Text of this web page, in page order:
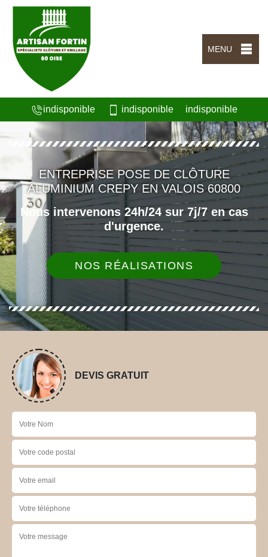
MENU
indisponible indisponible indisponible
ENTREPRISE POSE DE CLÔTURE
ALUMINIUM CREPY EN VALOIS 60800
Nous intervenons 24h/24 sur 7j/7 en cas
d'urgence.
NOS RÉALISATIONS
DEVIS GRATUIT